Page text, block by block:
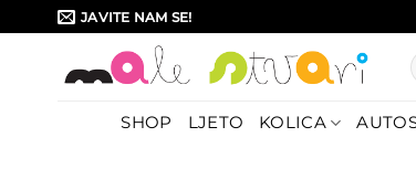
to
JAVITE NAM SE!
SHOP LJETO KOLICA